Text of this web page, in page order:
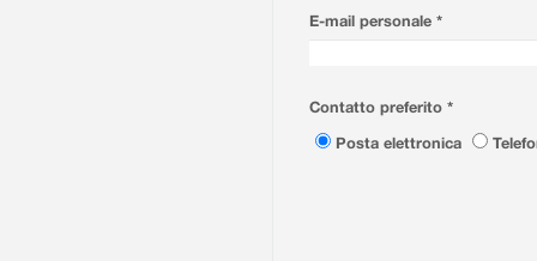
E-mail personale *
Contatto preferito *
Posta elettronica